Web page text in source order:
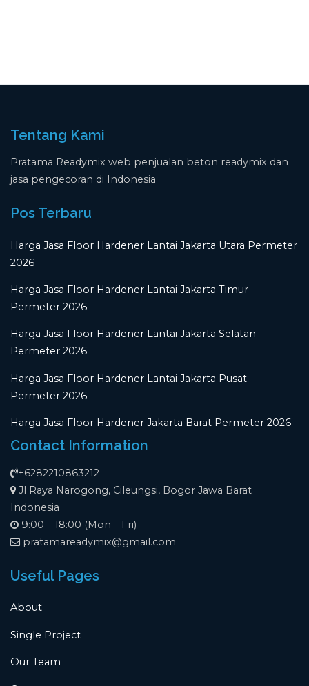
Tentang Kami
Pratama Readymix web penjualan beton readymix dan
jasa pengecoran di Indonesia
Pos Terbaru
Harga Jasa Floor Hardener Lantai Jakarta Utara Permeter
2026
Harga Jasa Floor Hardener Lantai Jakarta Timur
Permeter 2026
Harga Jasa Floor Hardener Lantai Jakarta Selatan
Permeter 2026
Harga Jasa Floor Hardener Lantai Jakarta Pusat
Permeter 2026
Harga Jasa Floor Hardener Jakarta Barat Permeter 2026
Contact Information
+6282210863212
Jl Raya Narogong, Cileungsi, Bogor Jawa Barat
Indonesia
9:00 – 18:00 (Mon – Fri)
pratamareadymix@gmail.com
Useful Pages
About
Single Project
Our Team